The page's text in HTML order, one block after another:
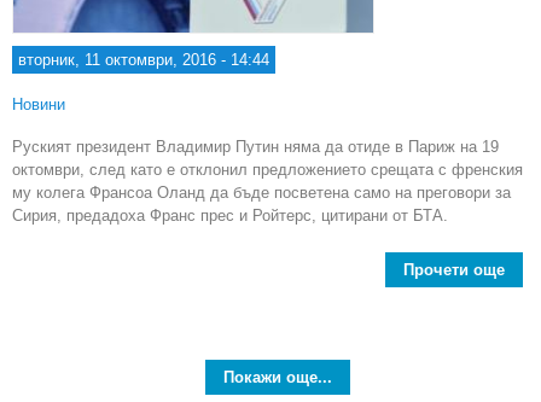
вторник, 11 октомври, 2016 - 14:44
Новини
Руският президент Владимир Путин няма да отиде в Париж на 19
октомври, след като е отклонил предложението срещата с френския
му колега Франсоа Оланд да бъде посветена само на преговори за
Сирия, предадоха Франс прес и Ройтерс, цитирани от БТА.
Прочети още
Покажи още...